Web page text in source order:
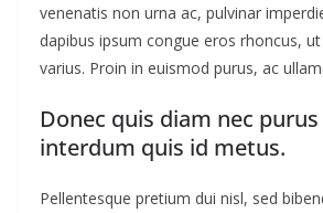
venenatis non urna ac, pulvinar
dapibus ipsum congue eros rhoncus,
varius. Proin in euismod purus, ac
Donec quis diam nec
interdum quis id metus.
Pellentesque pretium dui nisl, sed